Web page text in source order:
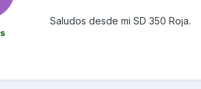
Saludos desde mi SD 350 Roja.